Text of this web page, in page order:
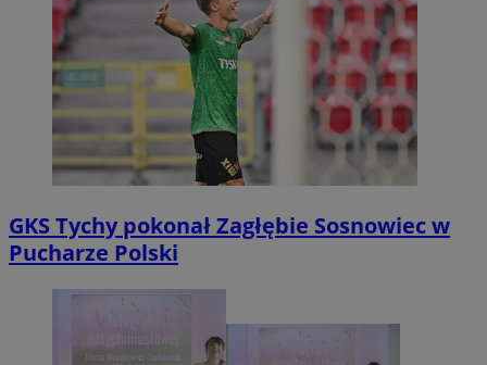
GKS Tychy pokonał Zagłębie Sosnowiec w
Pucharze Polski